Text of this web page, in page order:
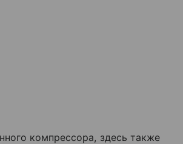
компрессора, здесь также